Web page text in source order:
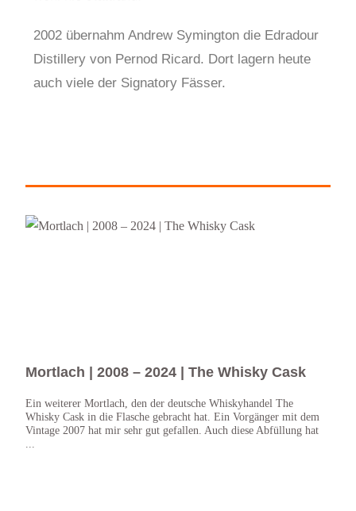
2002 übernahm Andrew Symington die Edradour
Distillery von Pernod Ricard. Dort lagern heute
auch viele der Signatory Fässer.
Mortlach | 2008 – 2024 | The Whisky Cask
Ein weiterer Mortlach, den der deutsche Whiskyhandel The
Whisky Cask in die Flasche gebracht hat. Ein Vorgänger mit dem
Vintage 2007 hat mir sehr gut gefallen. Auch diese Abfüllung hat